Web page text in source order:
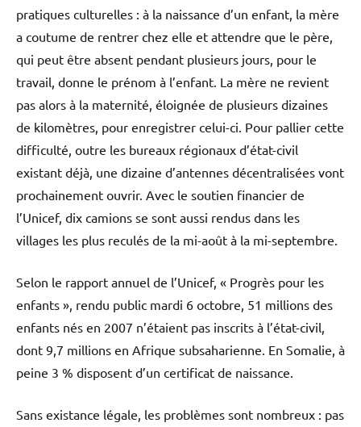
pratiques culturelles : à la naissance d’un enfant, la mère
a coutume de rentrer chez elle et attendre que le père,
qui peut être absent pendant plusieurs jours, pour le
travail, donne le prénom à l’enfant. La mère ne revient
pas alors à la maternité, éloignée de plusieurs dizaines
de kilomètres, pour enregistrer celui-ci. Pour pallier cette
difficulté, outre les bureaux régionaux d’état-civil
existant déjà, une dizaine d’antennes décentralisées vont
prochainement ouvrir. Avec le soutien financier de
l’Unicef, dix camions se sont aussi rendus dans les
villages les plus reculés de la mi-août à la mi-septembre.
Selon le rapport annuel de l’Unicef, « Progrès pour les
enfants », rendu public mardi 6 octobre, 51 millions des
enfants nés en 2007 n’étaient pas inscrits à l’état-civil,
dont 9,7 millions en Afrique subsaharienne. En Somalie, à
peine 3 % disposent d’un certificat de naissance.
Sans existance légale, les problèmes sont nombreux : pas